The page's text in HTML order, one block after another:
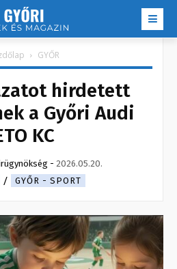
GYŐR
hirdetett
a Győri Audi
KC
- 2026.05.20.
GYŐR - SPORT